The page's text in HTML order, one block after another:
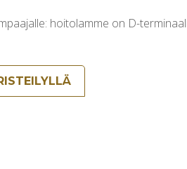
hoitolamme on D-